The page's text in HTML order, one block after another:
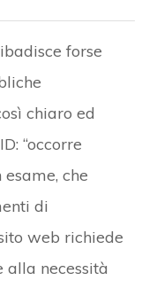
forse
chiaro ed
“occorre
che
di
web richiede
necessità